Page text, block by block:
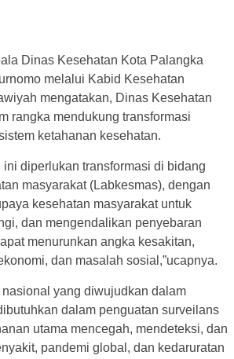
Dinas Kesehatan Kota Palangka
melalui Kabid Kesehatan
mengatakan, Dinas Kesehatan
rangka mendukung transformasi
ketahanan kesehatan.
ini diperlukan transformasi di bidang
masyarakat (Labkesmas), dengan
kesehatan masyarakat untuk
dan mengendalikan penyebaran
menurunkan angka kesakitan,
dan masalah sosial,”ucapnya.
yang diwujudkan dalam
dalam penguatan surveilans
utama mencegah, mendeteksi, dan
pandemi global, dan kedaruratan